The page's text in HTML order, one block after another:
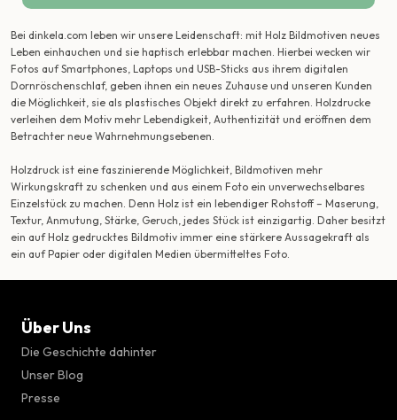
Bei dinkela.com leben wir unsere Leidenschaft: mit Holz Bildmotiven neues
Leben einhauchen und sie haptisch erlebbar machen. Hierbei wecken wir
Fotos auf Smartphones, Laptops und USB-Sticks aus ihrem digitalen
Dornröschenschlaf, geben ihnen ein neues Zuhause und unseren Kunden
die Möglichkeit, sie als plastisches Objekt direkt zu erfahren. Holzdrucke
verleihen dem Motiv mehr Lebendigkeit, Authentizität und eröffnen dem
Betrachter neue Wahrnehmungsebenen.
Holzdruck ist eine faszinierende Möglichkeit, Bildmotiven mehr
Wirkungskraft zu schenken und aus einem Foto ein unverwechselbares
Einzelstück zu machen. Denn Holz ist ein lebendiger Rohstoff – Maserung,
Textur, Anmutung, Stärke, Geruch, jedes Stück ist einzigartig. Daher besitzt
ein auf Holz gedrucktes Bildmotiv immer eine stärkere Aussagekraft als
ein auf Papier oder digitalen Medien übermitteltes Foto.
Über Uns
Die Geschichte dahinter
Unser Blog
Presse